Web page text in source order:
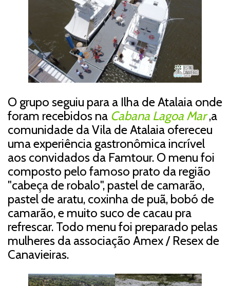
O grupo seguiu para a Ilha de Atalaia onde
foram recebidos na Cabana Lagoa Mar ,a
comunidade da Vila de Atalaia ofereceu
uma experiência gastronômica incrível
aos convidados da Famtour. O menu foi
composto pelo famoso prato da região
"cabeça de robalo", pastel de camarão,
pastel de aratu, coxinha de puã, bobó de
camarão, e muito suco de cacau pra
refrescar. Todo menu foi preparado pelas
mulheres da associação Amex / Resex de
Canavieiras.